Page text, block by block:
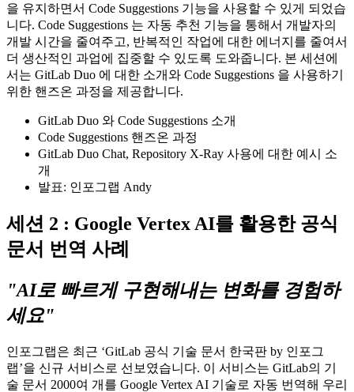
을 유지하면서 Code Suggestions 기능을 사용할 수 있게 되었습
니다. Code Suggestions 는 자동 추천 기능을 통해서 개발자의
개발 시간을 줄여주고, 반복적인 작업에 대한 에너지를 줄여서
더 생산적인 과업에 집중할 수 있도록 도와줍니다. 본 세션에
서는 GitLab Duo 에 대한 소개와 Code Suggestions 을 사용하기
위한 핸즈온 과정을 제공합니다.
GitLab Duo 와 Code Suggestions 소개
Code Suggestions 핸즈온 과정
GitLab Duo Chat, Repository X-Ray 사용에 대한 예시 소
개
발표: 인포그랩 Andy
세션 2 : Google Vertex AI를 활용한 공식
문서 번역 사례
"AI로 빠르게 구현해내는 변화를 경험하
세요"
인포그랩은 최근 ‘GitLab 공식 기술 문서 한국판 by 인포그
랩’을 신규 서비스로 선보였습니다. 이 서비스는 GitLab의 기
술 문서 2000여 개를 Google Vertex AI 기술로 자동 번역해 우리